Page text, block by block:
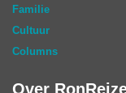
Familie
Cultuur
Columns
Over